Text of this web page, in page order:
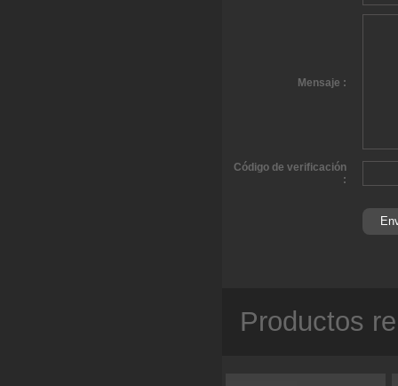
Mensaje :
Código de verificación
:
Productos